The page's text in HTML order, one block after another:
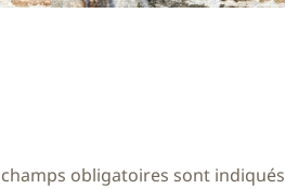
champs obligatoires sont indiqués